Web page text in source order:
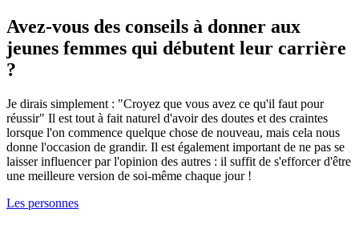
Avez-vous des conseils à donner aux
jeunes femmes qui débutent leur carrière
?
Je dirais simplement : "Croyez que vous avez ce qu'il faut pour
réussir" Il est tout à fait naturel d'avoir des doutes et des craintes
lorsque l'on commence quelque chose de nouveau, mais cela nous
donne l'occasion de grandir. Il est également important de ne pas se
laisser influencer par l'opinion des autres : il suffit de s'efforcer d'être
une meilleure version de soi-même chaque jour !
Les personnes